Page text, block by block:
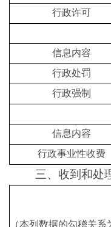
行政许可
信息内容
行政处罚
行政强制
信息内容
行政事业性收费
三、收到和处
（本列数据的勾稽关系